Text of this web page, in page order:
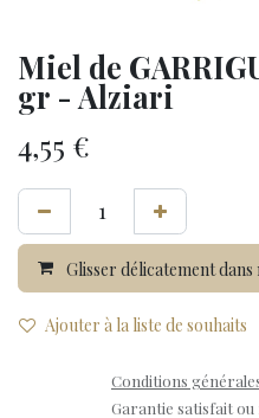
Miel de
gr - Alziari
4,55 €
Glisser délicatement
Ajouter à la liste de souhaits
Conditions
Garantie satisfait